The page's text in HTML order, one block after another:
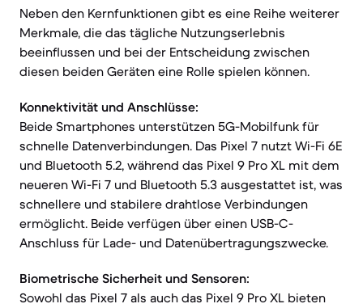
Neben den Kernfunktionen gibt es eine Reihe weiterer
Merkmale, die das tägliche Nutzungserlebnis
beeinflussen und bei der Entscheidung zwischen
diesen beiden Geräten eine Rolle spielen können.
Konnektivität und Anschlüsse:
Beide Smartphones unterstützen 5G-Mobilfunk für
schnelle Datenverbindungen. Das Pixel 7 nutzt Wi-Fi 6E
und Bluetooth 5.2, während das Pixel 9 Pro XL mit dem
neueren Wi-Fi 7 und Bluetooth 5.3 ausgestattet ist, was
schnellere und stabilere drahtlose Verbindungen
ermöglicht. Beide verfügen über einen USB-C-
Anschluss für Lade- und Datenübertragungszwecke.
Biometrische Sicherheit und Sensoren:
Sowohl das Pixel 7 als auch das Pixel 9 Pro XL bieten